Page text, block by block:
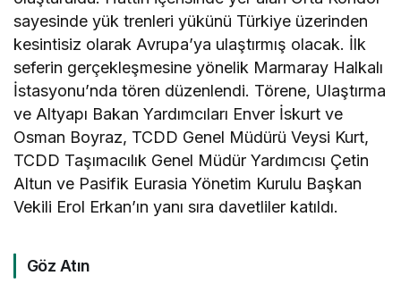
sayesinde yük trenleri yükünü Türkiye üzerinden
kesintisiz olarak Avrupa’ya ulaştırmış olacak. İlk
seferin gerçekleşmesine yönelik Marmaray Halkalı
İstasyonu’nda tören düzenlendi. Törene, Ulaştırma
ve Altyapı Bakan Yardımcıları Enver İskurt ve
Osman Boyraz, TCDD Genel Müdürü Veysi Kurt,
TCDD Taşımacılık Genel Müdür Yardımcısı Çetin
Altun ve Pasifik Eurasia Yönetim Kurulu Başkan
Vekili Erol Erkan’ın yanı sıra davetliler katıldı.
Göz Atın